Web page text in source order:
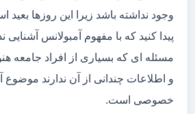
وجود نداشته باشد زیرا این روزها بعید
پیدا کنید که با مفهوم آمبولانس آشنایی
مسئله ای که بسیاری از افراد جامعه
و اطلاعات چندانی از آن ندارند موضوع
خصوصی است.